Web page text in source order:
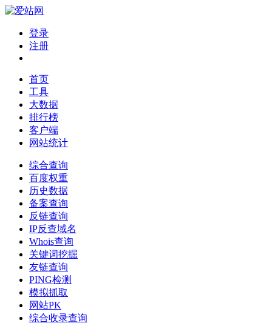
登录
注册
首页
工具
大数据
排行榜
客户端
网站统计
综合查询
百度权重
历史数据
备案查询
反链查询
IP反查域名
Whois查询
关键词挖掘
友链查询
PING检测
模拟抓取
网站PK
综合收录查询